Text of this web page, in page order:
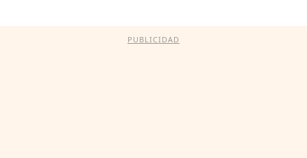
PUBLICIDAD